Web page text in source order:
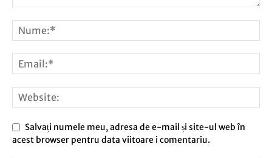
Salvați numele meu, adresa de e-mail și site-ul web în
acest browser pentru data viitoare i comentariu.